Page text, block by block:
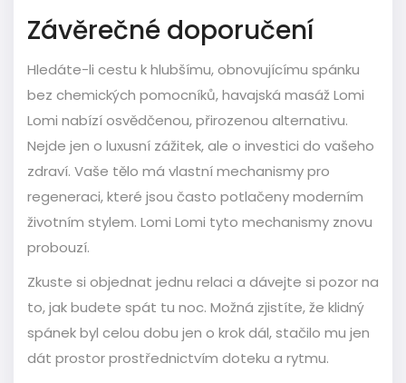
Závěrečné doporučení
Hledáte-li cestu k hlubšímu, obnovujícímu spánku
bez chemických pomocníků, havajská masáž Lomi
Lomi nabízí osvědčenou, přirozenou alternativu.
Nejde jen o luxusní zážitek, ale o investici do vašeho
zdraví. Vaše tělo má vlastní mechanismy pro
regeneraci, které jsou často potlačeny moderním
životním stylem. Lomi Lomi tyto mechanismy znovu
probouzí.
Zkuste si objednat jednu relaci a dávejte si pozor na
to, jak budete spát tu noc. Možná zjistíte, že klidný
spánek byl celou dobu jen o krok dál, stačilo mu jen
dát prostor prostřednictvím doteku a rytmu.